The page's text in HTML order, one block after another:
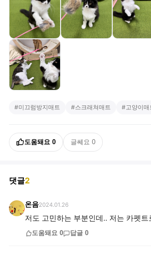
#미끄럼방지매트 #스크래쳐매트 # 고양이매
도움돼요 0 글쎄요 0
댓글2
온음2024.01.26
저도 고민하는 부분인데.. 저는 카펫트
도움돼요 0 답글 0